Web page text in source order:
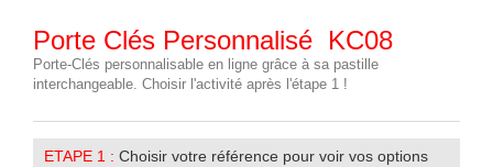
Porte Clés Personnalisé  KC08
Porte-Clés personnalisable en ligne grâce à sa pastille
interchangeable. Choisir l'activité après l'étape 1 !
ETAPE 1 : Choisir votre référence pour voir vos options